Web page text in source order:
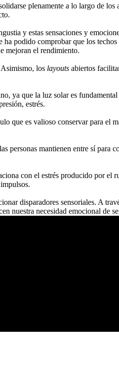
plenamente a lo largo de
y estas sensaciones y
ha podido comprobar que los techos
mejoran el rendimiento.
los layouts abiertos
ya que la luz solar es
estrés.
es valioso conservar para el
personas mantienen entre sí
con el estrés producido por el
disparadores sensoriales. A
nuestra necesidad emocional de